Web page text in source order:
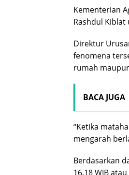
Kementerian
Rashdul
Direktur
fenomena
rumah
BACA JUGA
“Ketika
mengarah
Berdasarkan
16.18 WIB